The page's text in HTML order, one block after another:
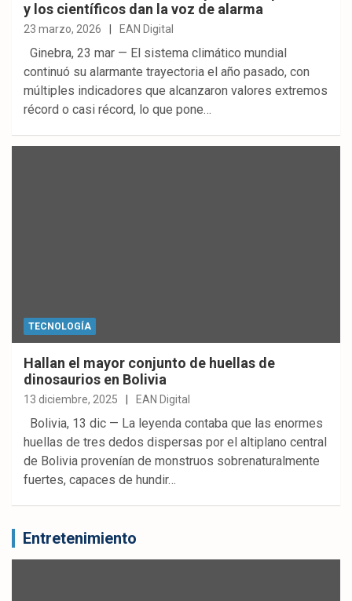
y los científicos dan la voz de alarma
23 marzo, 2026 EAN Digital
Ginebra, 23 mar — El sistema climático mundial
continuó su alarmante trayectoria el año pasado, con
múltiples indicadores que alcanzaron valores extremos
récord o casi récord, lo que pone…
TECNOLOGÍA
Hallan el mayor conjunto de huellas de
dinosaurios en Bolivia
13 diciembre, 2025 EAN Digital
Bolivia, 13 dic — La leyenda contaba que las enormes
huellas de tres dedos dispersas por el altiplano central
de Bolivia provenían de monstruos sobrenaturalmente
fuertes, capaces de hundir…
Entretenimiento